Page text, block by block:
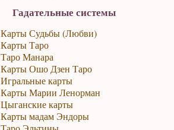
Гадательные системы
Карты Судьбы (Любви)
Карты Таро
Таро Манара
Карты Ошо Дзен Таро
Игральные карты
Карты Марии Ленорман
Цыганские карты
Карты мадам Эндоры